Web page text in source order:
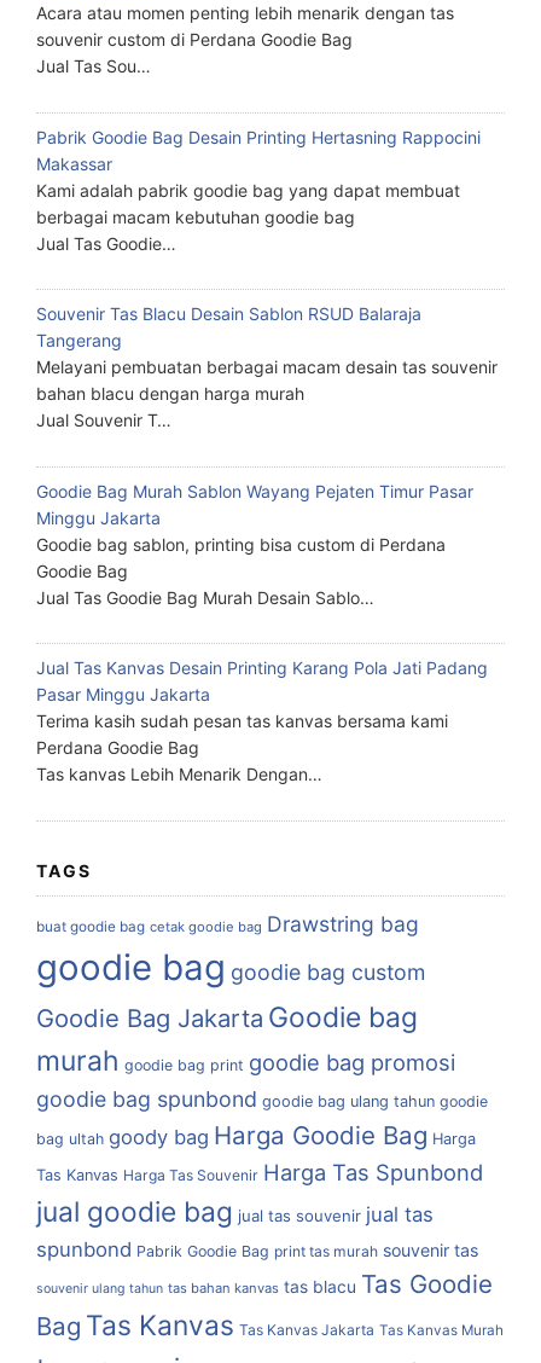
Acara atau momen penting lebih menarik dengan tas
souvenir custom di Perdana Goodie Bag
Jual Tas Sou…
Pabrik Goodie Bag Desain Printing Hertasning Rappocini
Makassar
Kami adalah pabrik goodie bag yang dapat membuat
berbagai macam kebutuhan goodie bag
Jual Tas Goodie…
Souvenir Tas Blacu Desain Sablon RSUD Balaraja
Tangerang
Melayani pembuatan berbagai macam desain tas souvenir
bahan blacu dengan harga murah
Jual Souvenir T…
Goodie Bag Murah Sablon Wayang Pejaten Timur Pasar
Minggu Jakarta
Goodie bag sablon, printing bisa custom di Perdana
Goodie Bag
Jual Tas Goodie Bag Murah Desain Sablo…
Jual Tas Kanvas Desain Printing Karang Pola Jati Padang
Pasar Minggu Jakarta
Terima kasih sudah pesan tas kanvas bersama kami
Perdana Goodie Bag
Tas kanvas Lebih Menarik Dengan…
TAGS
buat goodie bag cetak goodie bag Drawstring bag
goodie bag goodie bag custom
Goodie Bag Jakarta Goodie bag
murah goodie bag print goodie bag promosi
goodie bag spunbond goodie bag ulang tahun goodie
bag ultah goody bag Harga Goodie Bag Harga
Tas Kanvas Harga Tas Souvenir Harga Tas Spunbond
jual goodie bag jual tas souvenir jual tas
spunbond Pabrik Goodie Bag print tas murah souvenir tas
souvenir ulang tahun tas bahan kanvas tas blacu Tas Goodie
Bag Tas Kanvas Tas Kanvas Jakarta Tas Kanvas Murah